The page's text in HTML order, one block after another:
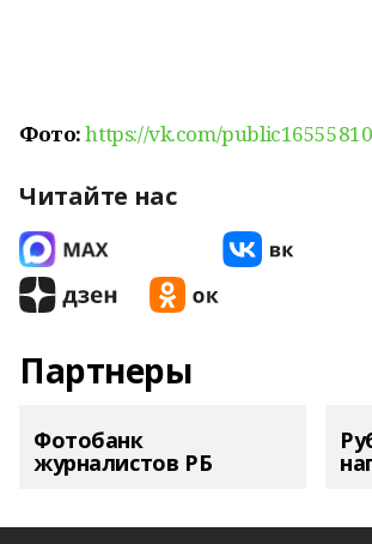
Фото:https://vk.com/
Читайте нас
Партнеры
Фотобанк
журналистов РБ